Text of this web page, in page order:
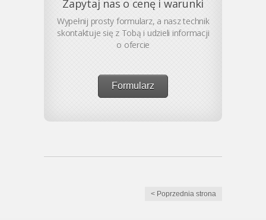
Zapytaj nas o cenę i warunki
Wypełnij prosty formularz, a nasz technik
skontaktuje się z Tobą i udzieli informacji
o ofercie
Formularz
< Poprzednia strona